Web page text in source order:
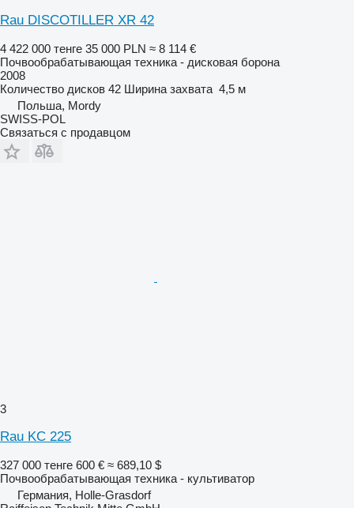
Rau DISCOTILLER XR 42
4 422 000 тенге 35 000 PLN ≈ 8 114 €
Почвообрабатывающая техника - дисковая борона
2008
Количество дисков 42 Ширина захвата 4,5 м
Польша, Mordy
SWISS-POL
Связаться с продавцом
3
Rau KC 225
327 000 тенге 600 € ≈ 689,10 $
Почвообрабатывающая техника - культиватор
Германия, Holle-Grasdorf